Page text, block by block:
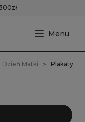
Dzień Matki Plakaty